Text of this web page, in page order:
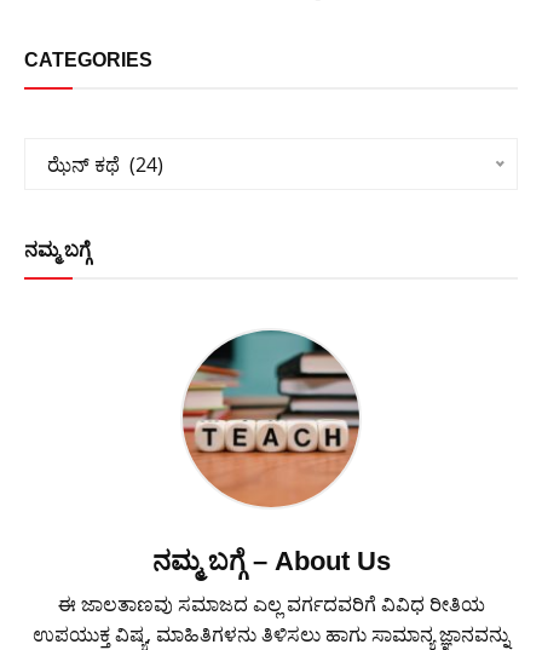
CATEGORIES
Categories
ಝೆನ್ ಕಥೆ  (24)
ನಮ್ಮ ಬಗ್ಗೆ
ನಮ್ಮ ಬಗ್ಗೆ – About Us
ಈ ಜಾಲತಾಣವು ಸಮಾಜದ ಎಲ್ಲ ವರ್ಗದವರಿಗೆ ವಿವಿಧ ರೀತಿಯ
ಉಪಯುಕ್ತ ವಿಷ್ಯ, ಮಾಹಿತಿಗಳನು ತಿಳಿಸಲು ಹಾಗು ಸಾಮಾನ್ಯ ಜ್ಞಾನವನ್ನು